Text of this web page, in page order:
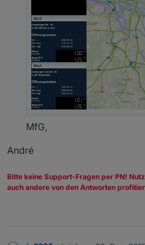
MfG,
André
Bitte keine Support-Fragen per PN!
auch andere von den Antworten